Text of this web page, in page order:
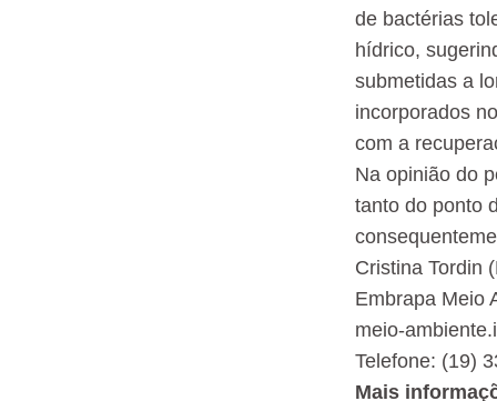
de bactérias
hídrico,
submetidas a
incorporados
com a
Na opinião do
tanto do ponto
Cristina Tordin
Embrapa Meio
meio-
Telefone: (19)
Mais